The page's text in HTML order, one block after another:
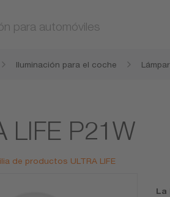
para automóviles
Iluminación para el coche
LIFE P21W
de productos ULTRA LIFE
La